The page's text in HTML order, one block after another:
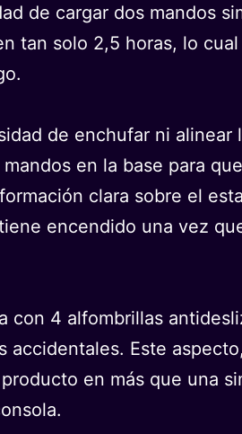
de cargar dos mandos
tan solo 2,5 horas, lo
de enchufar ni
en la base para
clara sobre el
encendido una vez
con 4 alfombrillas
accidentales. Este
en más que una